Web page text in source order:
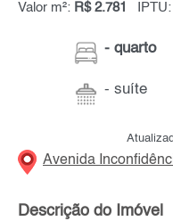
Valor m²: R$ 2.781 IPTU:
- quarto
- suíte
Avenida
Descrição do Imóvel